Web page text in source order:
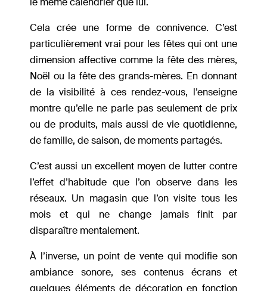
Cela crée une forme de connivence. C’est
particulièrement vrai pour les fêtes qui ont une
dimension affective comme la fête des mères,
Noël ou la fête des grands-mères. En donnant
de la visibilité à ces rendez-vous, l’enseigne
montre qu’elle ne parle pas seulement de prix
ou de produits, mais aussi de vie quotidienne,
de famille, de saison, de moments partagés.
C’est aussi un excellent moyen de lutter contre
l’effet d’habitude que l’on observe dans les
réseaux. Un magasin que l’on visite tous les
mois et qui ne change jamais finit par
disparaître mentalement.
À l’inverse, un point de vente qui modifie son
ambiance sonore, ses contenus écrans et